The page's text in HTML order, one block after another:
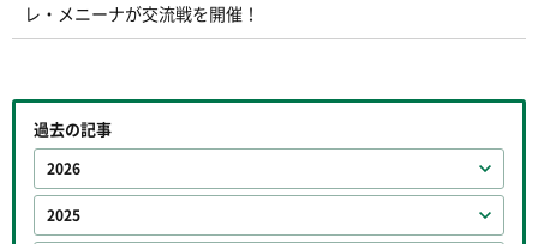
レ・メニーナが交流戦を開催！
過去の記事
2026
2025